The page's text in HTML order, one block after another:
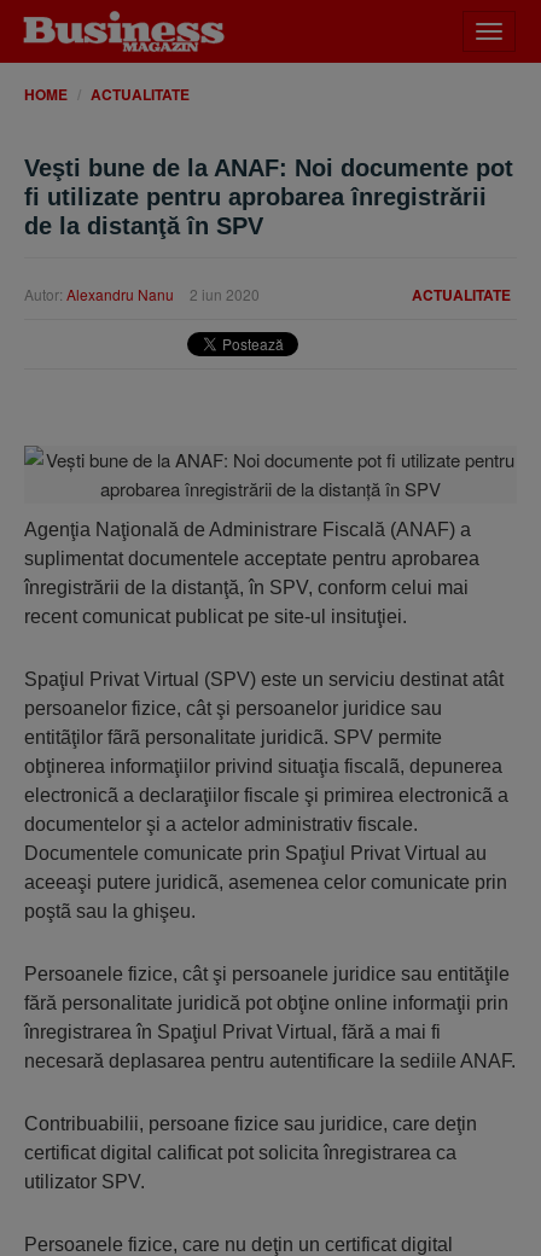
meniu
HOME ACTUALITATE
Veşti bune de la ANAF: Noi documente pot
fi utilizate pentru aprobarea înregistrării
de la distanţă în SPV
ACTUALITATE
Autor: Alexandru Nanu 2 iun 2020
Agenţia Naţională de Administrare Fiscală (ANAF) a
suplimentat documentele acceptate pentru aprobarea
înregistrării de la distanţă, în SPV, conform celui mai
recent comunicat publicat pe site-ul insituţiei.
Spaţiul Privat Virtual (SPV) este un serviciu destinat atât
persoanelor fizice, cât şi persoanelor juridice sau
entitãţilor fãrã personalitate juridicã. SPV permite
obţinerea informaţiilor privind situaţia fiscalã, depunerea
electronicã a declaraţiilor fiscale şi primirea electronicã a
documentelor şi a actelor administrativ fiscale.
Documentele comunicate prin Spaţiul Privat Virtual au
aceeaşi putere juridicã, asemenea celor comunicate prin
poştã sau la ghişeu.
Persoanele fizice, cât şi persoanele juridice sau entităţile
fără personalitate juridică pot obţine online informaţii prin
înregistrarea în Spaţiul Privat Virtual, fără a mai fi
necesară deplasarea pentru autentificare la sediile ANAF.
Contribuabilii, persoane fizice sau juridice, care deţin
certificat digital calificat pot solicita înregistrarea ca
utilizator SPV.
Persoanele fizice, care nu deţin un certificat digital